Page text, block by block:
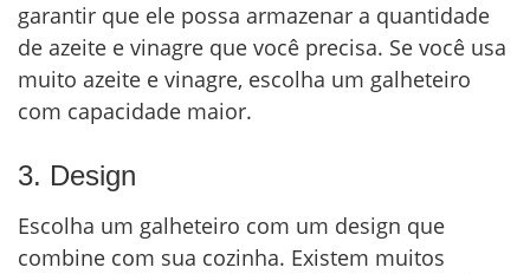
garantir que ele possa armazenar a quantidade
de azeite e vinagre que você precisa. Se você usa
muito azeite e vinagre, escolha um galheteiro
com capacidade maior.
3. Design
Escolha um galheteiro com um design que
combine com sua cozinha. Existem muitos